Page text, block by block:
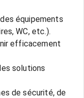
équipements
WC, etc.).
efficacement
solutions
de sécurité, de